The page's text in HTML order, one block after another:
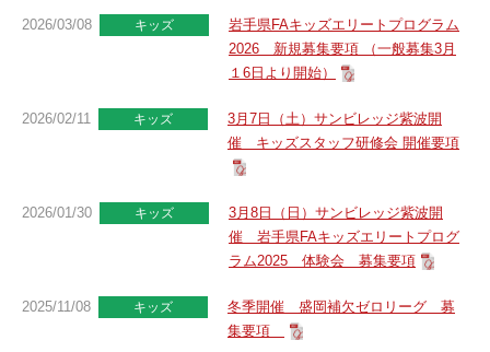
2026/03/08 キッズ
岩手県FAキッズエリートプログラム
2026 新規募集要項 （一般募集3月
１6日より開始）
2026/02/11 キッズ
3月7日（土）サンビレッジ紫波開
催 キッズスタッフ研修会 開催要項
2026/01/30 キッズ
3月8日（日）サンビレッジ紫波開
催 岩手県FAキッズエリートプログ
ラム2025 体験会 募集要項
2025/11/08 キッズ
冬季開催 盛岡補欠ゼロリーグ 募
集要項